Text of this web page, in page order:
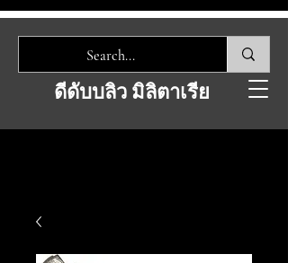
ดีดับบลิว มิลิตาเรีย